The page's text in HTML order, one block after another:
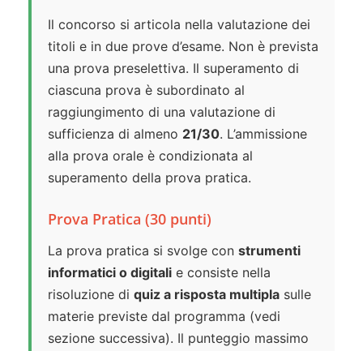
Il concorso si articola nella valutazione dei
titoli e in due prove d’esame. Non è prevista
una prova preselettiva. Il superamento di
ciascuna prova è subordinato al
raggiungimento di una valutazione di
sufficienza di almeno 21/30. L’ammissione
alla prova orale è condizionata al
superamento della prova pratica.
Prova Pratica (30 punti)
La prova pratica si svolge con strumenti
informatici o digitali e consiste nella
risoluzione di quiz a risposta multipla sulle
materie previste dal programma (vedi
sezione successiva). Il punteggio massimo